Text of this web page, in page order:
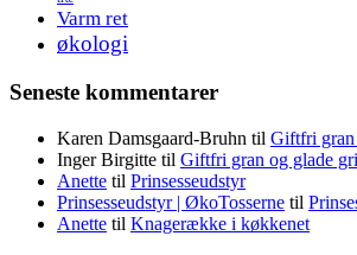
Varm ret
økologi
Seneste kommentarer
Karen Damsgaard-Bruhn til Giftfri gran
Inger Birgitte til Giftfri gran og glade
Anette til Prinsesseudstyr
Prinsesseudstyr | ØkoTosserne til
Anette til Knagerække i køkkenet